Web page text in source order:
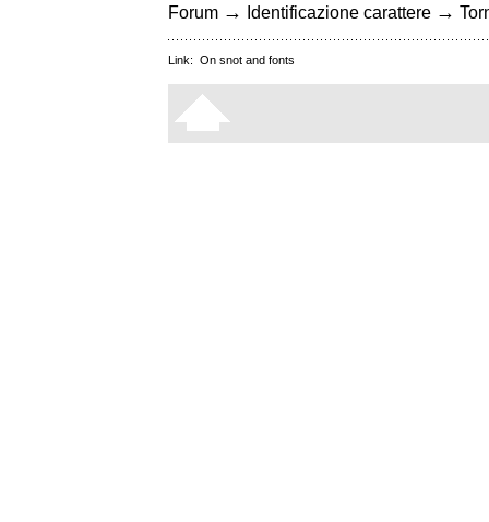
Forum → Identificazione carattere →
Link: On snot and fonts